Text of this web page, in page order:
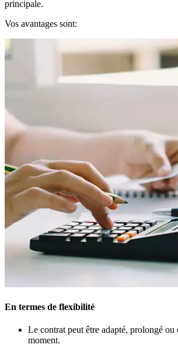
principale.
Vos avantages sont:
En termes de flexibilité
Le contrat peut être adapté, prolongé ou
moment.